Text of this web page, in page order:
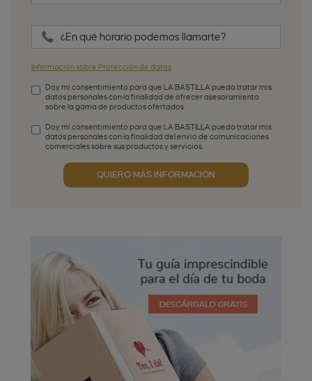
¿En qué horario podemos llamarte?
Información sobre Protección de datos
Doy mi consentimiento para que LA BASTILLA pueda tratar mis
datos personales con la finalidad de ofrecer asesoramiento
sobre la gama de productos ofertados.
Aceptación de condiciones*
Doy mi consentimiento para que LA BASTILLA pueda tratar mis
datos personales con la finalidad del envío de comunicaciones
comerciales sobre sus productos y servicios.
Aceptación publicidad
QUIERO MÁS INFORMACIÓN